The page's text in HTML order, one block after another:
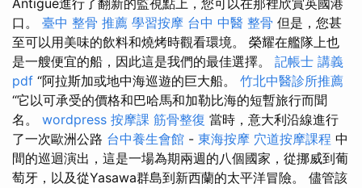
Antigue進行了翻新的監視點上，您可以在那裡欣賞英國港
口。 臺中 整骨 推薦 學習按摩 台中 中醫 整骨 但是，您甚
至可以用美味的飲料和燒烤時觀看環境。 榮耀在艦隊上也
是一艘便宜的船，因此這是我們的最佳選擇。 記帳士 講義
pdf “阿拉斯加或地中海巡遊的巨大船。 竹北中醫診所推薦
“它以可承受的價格和巴哈馬和加勒比海的短暫旅行而聞
名。 wordpress 按摩課 筋骨整復 當時，意大利沿線進行
了一次歐洲公路 台中養生會館 - 東海按摩 穴道按摩課程 中
間的巡迴演出，這是一場為期兩週的八個國家，從挪威到葡
萄牙，以及從Yasawa群島到新西蘭的太平洋冒險。 儘管該